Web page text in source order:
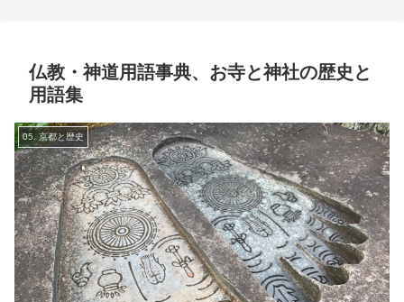
仏教・神道用語事典、お寺と神社の歴史と
用語集
05. 京都と歴史